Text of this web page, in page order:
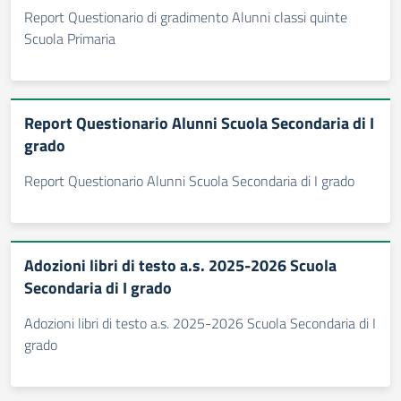
Report Questionario di gradimento Alunni classi quinte
Scuola Primaria
Report Questionario Alunni Scuola Secondaria di I
grado
Report Questionario Alunni Scuola Secondaria di I grado
Adozioni libri di testo a.s. 2025-2026 Scuola
Secondaria di I grado
Adozioni libri di testo a.s. 2025-2026 Scuola Secondaria di I
grado